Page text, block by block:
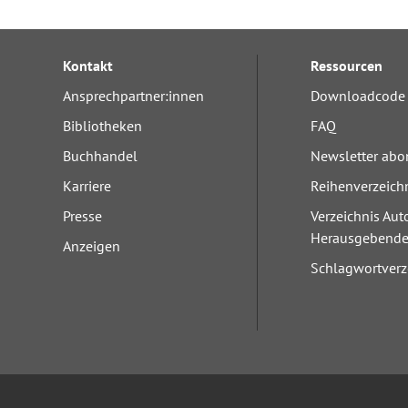
Forum Arbeitslehre
Kontakt
Ansprechpartner:innen
Bibliotheken
Buchhandel
Karriere
Presse
Anzeigen
Ressourcen
FAQ
Newsletter
Verzeichnis
Herausgebende